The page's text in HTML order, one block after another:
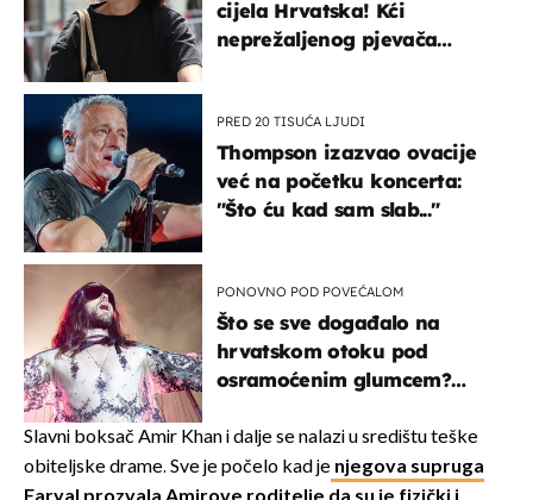
cijela Hrvatska! Kći
neprežaljenog pjevača
PRED 20 TISUĆA LJUDI
Thompson izazvao ovacije
već na početku koncerta:
"Što ću kad sam slab..."
PONOVNO POD POVEĆALOM
Što se sve događalo na
hrvatskom otoku pod
osramoćenim glumcem?
izazivaju nevjericu
Slavni boksač Amir Khan i dalje se nalazi u središtu teške
obiteljske drame. Sve je počelo kad je njegova supruga